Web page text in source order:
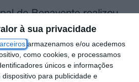
à sua privacidade
armazenamos e/ou acedemos
como cookies, e processamos
únicos e informações
para publicidade e
de Benavente realizou
singela homenagem à
Ramos, fundadora da
de Samora
o seu nome ao